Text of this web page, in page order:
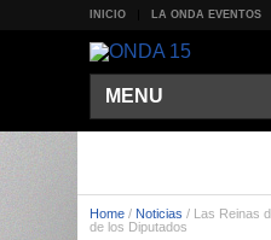
INICIO LA ONDA EVENTOS
MENU
Home / Noticias / Las Reinas
de los Diputados